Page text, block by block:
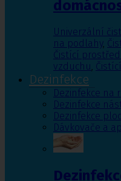
Univerzální
na podlahy,
Čistící
vzduchu,
Dezinfekce
Dezinfekce na
Dezinfekce
Dezinfekce
Dávkovače a